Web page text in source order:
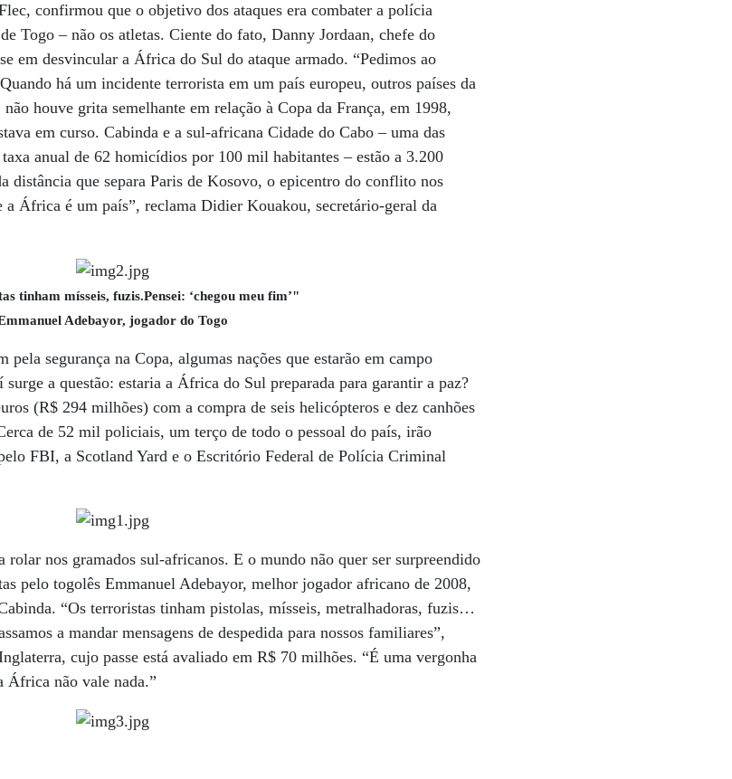
confirmou que o objetivo dos ataques era combater a polícia
Togo – não os atletas. Ciente do fato, Danny Jordaan, chefe do
em desvincular a África do Sul do ataque armado. “Pedimos ao
há um incidente terrorista em um país europeu, outros países da
houve grita semelhante em relação à Copa da França, em 1998,
em curso. Cabinda e a sul-africana Cidade do Cabo – uma das
anual de 62 homicídios por 100 mil habitantes – estão a 3.200
distância que separa Paris de Kosovo, o epicentro do conflito nos
a África é um país”, reclama Didier Kouakou, secretário-geral da
tinham mísseis, fuzis.Pensei: ‘chegou meu fim’"
Adebayor, jogador do Togo
pela segurança na Copa, algumas nações que estarão em campo
a questão: estaria a África do Sul preparada para garantir a paz?
(R$ 294 milhões) com a compra de seis helicópteros e dez canhões
de 52 mil policiais, um terço de todo o pessoal do país, irão
FBI, a Scotland Yard e o Escritório Federal de Polícia Criminal
rolar nos gramados sul-africanos. E o mundo não quer ser surpreendido
pelo togolês Emmanuel Adebayor, melhor jogador africano de 2008,
“Os terroristas tinham pistolas, mísseis, metralhadoras, fuzis…
a mandar mensagens de despedida para nossos familiares”,
cujo passe está avaliado em R$ 70 milhões. “É uma vergonha
África não vale nada.”